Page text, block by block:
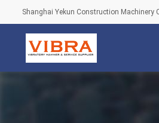
Shanghai Yekun Construction Machinery